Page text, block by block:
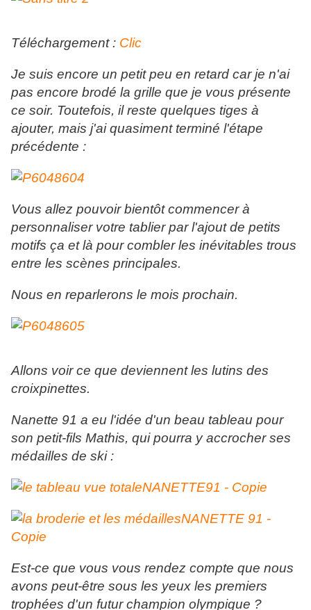
Téléchargement : Clic
Je suis encore un petit peu en retard car je n'ai
pas encore brodé la grille que je vous présente
ce soir. Toutefois, il reste quelques tiges à
ajouter, mais j'ai quasiment terminé l'étape
précédente :
Vous allez pouvoir bientôt commencer à
personnaliser votre tablier par l'ajout de petits
motifs ça et là pour combler les inévitables trous
entre les scènes principales.
Nous en reparlerons le mois prochain.
Allons voir ce que deviennent les lutins des
croixpinettes.
Nanette 91 a eu l'idée d'un beau tableau pour
son petit-fils Mathis, qui pourra y accrocher ses
médailles de ski :
Est-ce que vous vous rendez compte que nous
avons peut-être sous les yeux les premiers
trophées d'un futur champion olympique ?